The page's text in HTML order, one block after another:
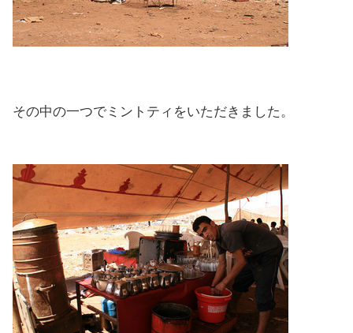
その中の一つでミントティをいただきました。